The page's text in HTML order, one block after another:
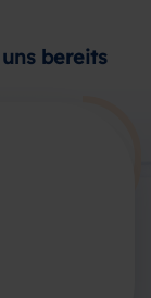
bereits